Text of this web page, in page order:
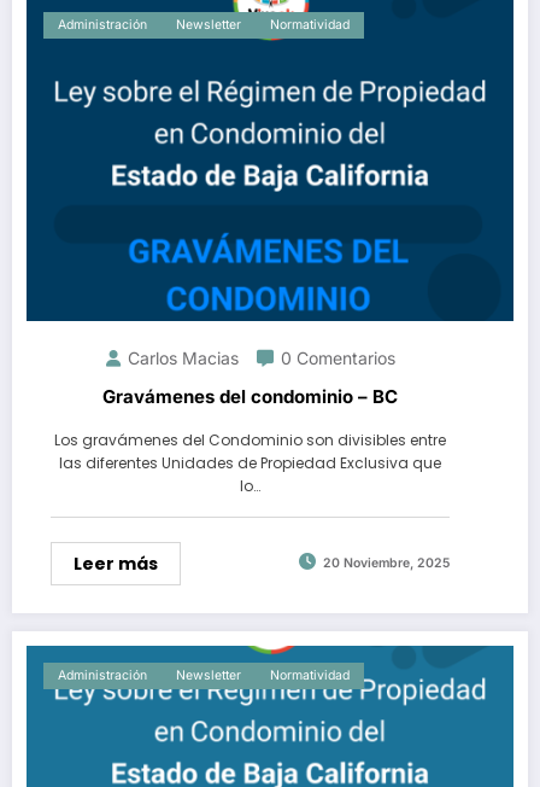
Administración Newsletter Normatividad
Carlos Macias 0 Comentarios
Gravámenes del condominio – BC
Los gravámenes del Condominio son divisibles entre
las diferentes Unidades de Propiedad Exclusiva que
lo…
Leer más 20 Noviembre, 2025
Administración Newsletter Normatividad